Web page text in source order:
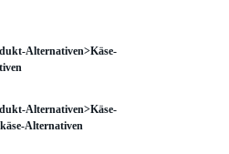
Alternativen>Käse-
Alternativen>Käse-
Alternativen